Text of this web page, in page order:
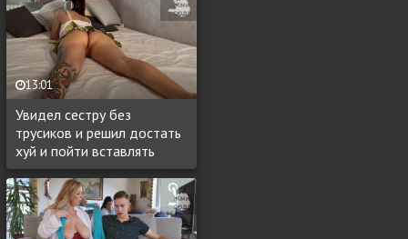
Увидел сестру без
трусиков и решил достать
хуй и пойти вставлять
13:01